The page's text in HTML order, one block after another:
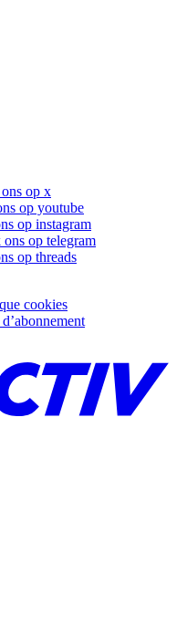
op x
op youtube
op instagram
ons op telegram
op threads
cookies